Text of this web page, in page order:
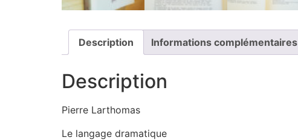
Description Informations complémentaires
Description
Pierre Larthomas
Le langage dramatique